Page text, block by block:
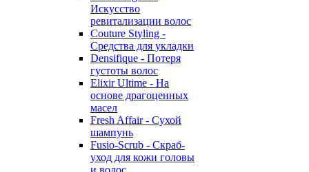
Искусство
ревитализации волос
Couture Styling -
Средства для укладки
Densifique - Потеря
густоты волос
Elixir Ultime - На
основе драгоценных
масел
Fresh Affair - Сухой
шампунь
Fusio-Scrub - Скраб-
уход для кожи головы
и волос